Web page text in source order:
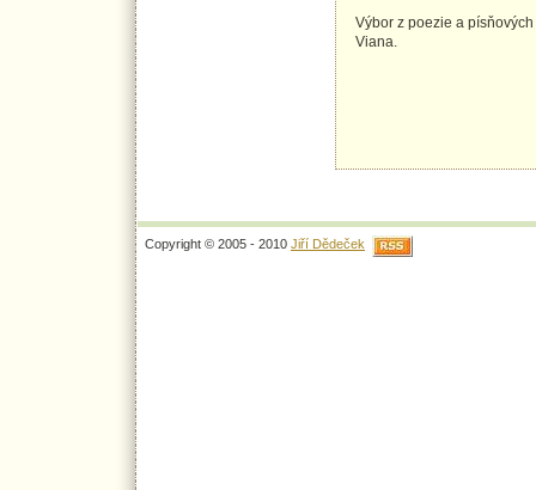
Výbor z poezie a
Viana.
Copyright © 2005 - 2010 Jiří Dědeček